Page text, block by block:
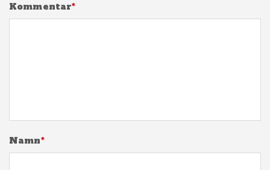
Kommentar*
Namn*